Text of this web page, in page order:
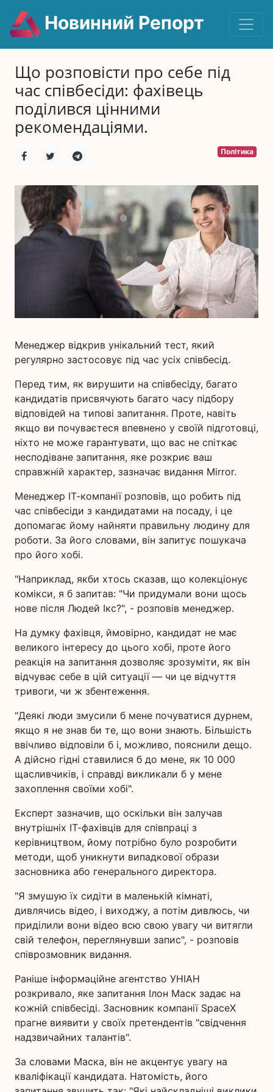
Новинний Репорт
Що розповісти про себе під
час співбесіди: фахівець
поділився цінними
рекомендаціями.
Політика
Менеджер відкрив унікальний тест, який
регулярно застосовує під час усіх співбесід.
Перед тим, як вирушити на співбесіду, багато
кандидатів присвячують багато часу підбору
відповідей на типові запитання. Проте, навіть
якщо ви почуваєтеся впевнено у своїй підготовці,
ніхто не може гарантувати, що вас не спіткає
несподіване запитання, яке розкриє ваш
справжній характер, зазначає видання Mirror.
Менеджер ІТ-компанії розповів, що робить під
час співбесіди з кандидатами на посаду, і це
допомагає йому найняти правильну людину для
роботи. За його словами, він запитує пошукача
про його хобі.
"Наприклад, якби хтось сказав, що колекціонує
комікси, я б запитав: "Чи придумали вони щось
нове після Людей Ікс?", - розповів менеджер.
На думку фахівця, ймовірно, кандидат не має
великого інтересу до цього хобі, проте його
реакція на запитання дозволяє зрозуміти, як він
відчуває себе в цій ситуації — чи це відчуття
тривоги, чи ж збентеження.
"Деякі люди змусили б мене почуватися дурнем,
якщо я не знав би те, що вони знають. Більшість
ввічливо відповіли б і, можливо, пояснили дещо.
А дійсно гідні ставилися б до мене, як 10 000
щасливчиків, і справді викликали б у мене
захоплення своїми хобі".
Експерт зазначив, що оскільки він залучав
внутрішніх ІТ-фахівців для співпраці з
керівництвом, йому потрібно було розробити
методи, щоб уникнути випадкової образи
засновника або генерального директора.
"Я змушую їх сидіти в маленькій кімнаті,
дивлячись відео, і виходжу, а потім дивлюсь, чи
приділили вони відео всю свою увагу чи витягли
свій телефон, переглянувши запис", - розповів
співрозмовник видання.
Раніше інформаційне агентство УНІАН
розкривало, яке запитання Ілон Маск задає на
кожній співбесіді. Засновник компанії SpaceX
прагне виявити у своїх претендентів "свідчення
надзвичайних талантів".
За словами Маска, він не акцентує увагу на
кваліфікації кандидата. Натомість, його